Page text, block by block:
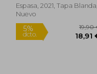
Espasa, 2021, Tapa Blanda,
Nuevo